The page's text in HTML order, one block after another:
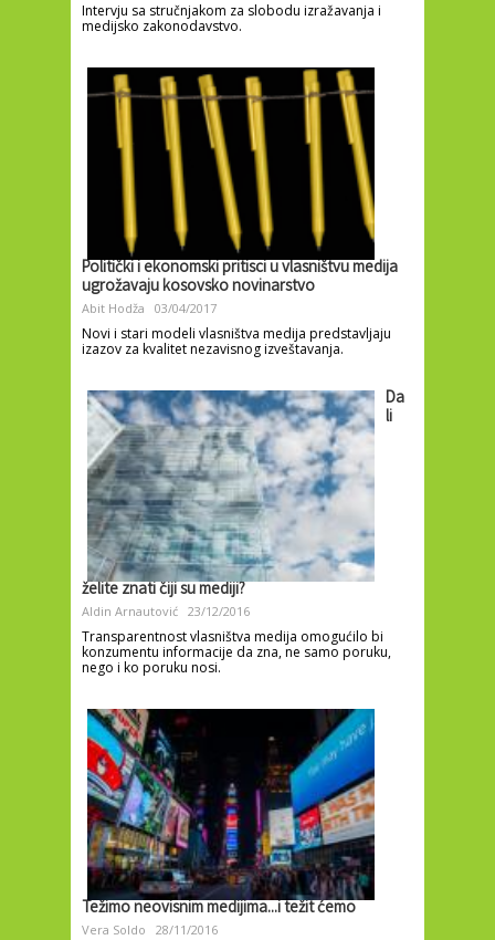
Intervju sa stručnjakom za slobodu izražavanja i
medijsko zakonodavstvo.
Politički i ekonomski pritisci u vlasništvu medija
ugrožavaju kosovsko novinarstvo
Abit Hodža 03/04/2017
Novi i stari modeli vlasništva medija predstavljaju
izazov za kvalitet nezavisnog izveštavanja.
Da
li
želite znati čiji su mediji?
Aldin Arnautović 23/12/2016
Transparentnost vlasništva medija omogućilo bi
konzumentu informacije da zna, ne samo poruku,
nego i ko poruku nosi.
Težimo neovisnim medijima...i težit ćemo
Vera Soldo 28/11/2016